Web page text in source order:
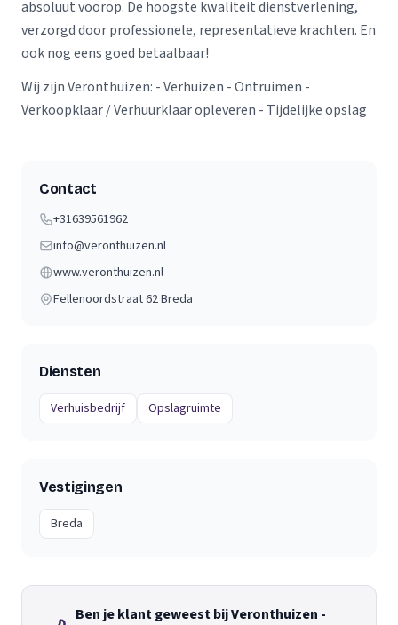
absoluut voorop. De hoogste kwaliteit dienstverlening,
verzorgd door professionele, representatieve krachten. En
ook nog eens goed betaalbaar!
Wij zijn Veronthuizen: - Verhuizen - Ontruimen -
Verkoopklaar / Verhuurklaar opleveren - Tijdelijke opslag
Contact
+31639561962
info@veronthuizen.nl
www.veronthuizen.nl
Fellenoordstraat 62Breda
Diensten
Verhuisbedrijf Opslagruimte
Vestigingen
Breda
Ben je klant geweest bij Veronthuizen -